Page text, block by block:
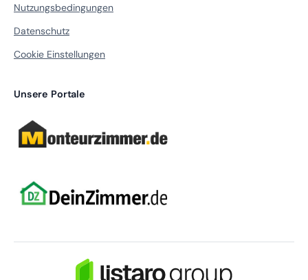
Nutzungsbedingungen
Datenschutz
Cookie Einstellungen
Unsere Portale